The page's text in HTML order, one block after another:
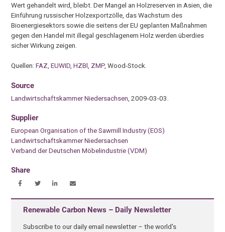
Wert gehandelt wird, bleibt. Der Mangel an Holzreserven in Asien, die
Einführung russischer Holzexportzölle, das Wachstum des
Bioenergiesektors sowie die seitens der EU geplanten Maßnahmen
gegen den Handel mit illegal geschlagenem Holz werden überdies
sicher Wirkung zeigen.
Quellen:FAZ,EUWID,HZBl, ZMP, Wood-Stock.
Source
Landwirtschaftskammer Niedersachsen , 2009-03-03.
Supplier
European Organisation of the Sawmill Industry (EOS)
Landwirtschaftskammer Niedersachsen
Verband der Deutschen Möbelindustrie (VDM)
Share
Renewable Carbon News – Daily Newsletter
Subscribe to our daily email newsletter – the world's